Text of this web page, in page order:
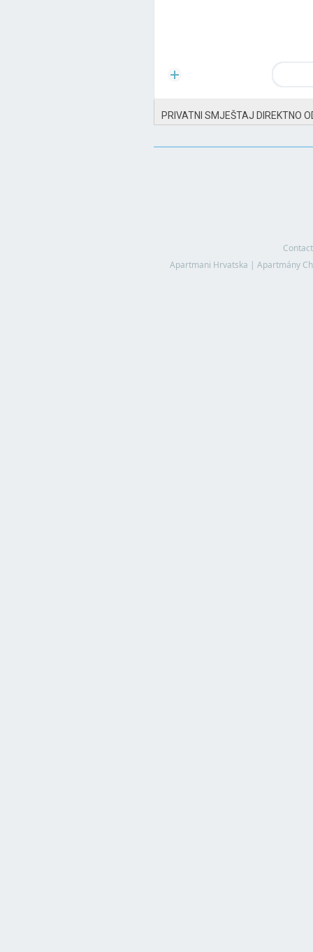
PRIVATNI SMJEŠTAJ DIREKTNO
Contact
Apartmani Hrvatska | Apartmány